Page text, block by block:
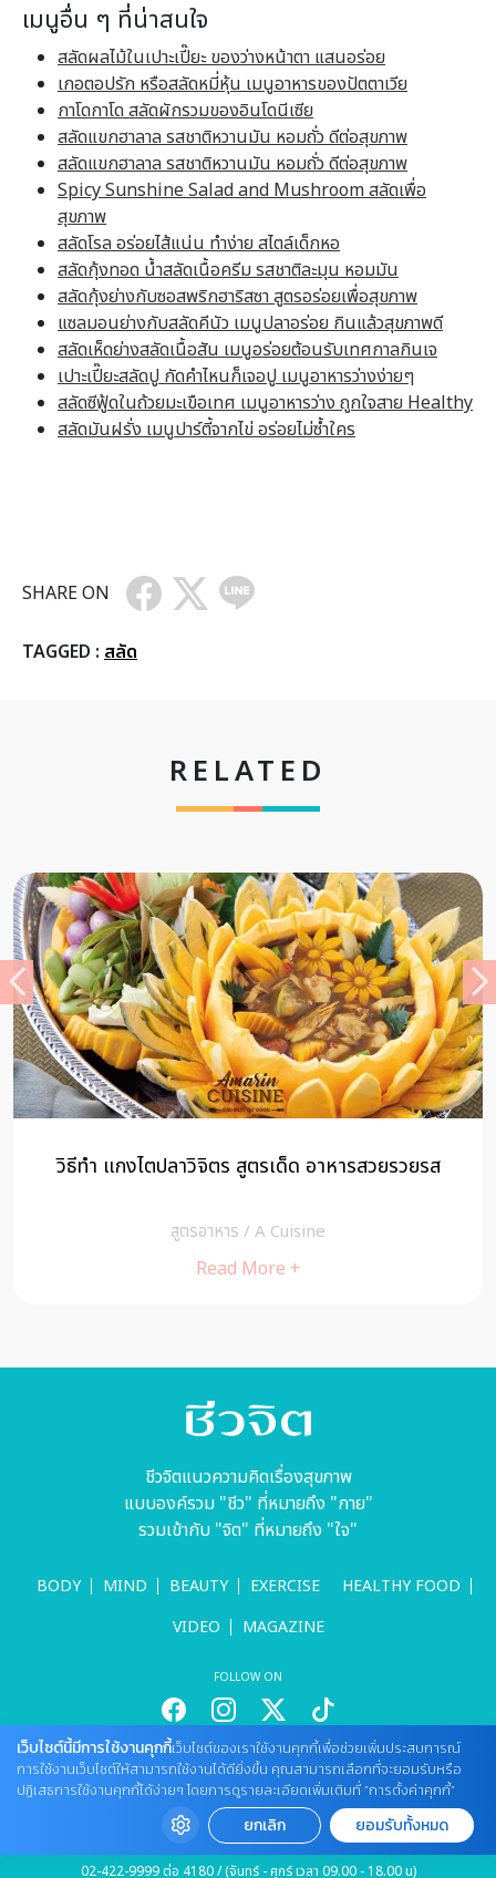
เมนูอื่น ๆ ที่น่าสนใจ
สลัดผลไม้ในเปาะเปี๊ยะ ของว่างหน้าตา แสนอร่อย
เกอตอปรัก หรือสลัดหมี่หุ้น เมนูอาหารของปัตตาเวีย
กาโดกาโด สลัดผักรวมของอินโดนีเซีย
สลัดแขกฮาลาล รสชาติหวานมัน หอมถั่ว ดีต่อสุขภาพ
สลัดแขกฮาลาล รสชาติหวานมัน หอมถั่ว ดีต่อสุขภาพ
Spicy Sunshine Salad and Mushroom สลัดเพื่อ
สุขภาพ
สลัดโรล อร่อยไส้แน่น ทำง่าย สไตล์เด็กหอ
สลัดกุ้งทอด น้ำสลัดเนื้อครีม รสชาติละมุน หอมมัน
สลัดกุ้งย่างกับซอสพริกฮาริสซา สูตรอร่อยเพื่อสุขภาพ
แซลมอนย่างกับสลัดคีนัว เมนูปลาอร่อย กินแล้วสุขภาพดี
สลัดเห็ดย่างสลัดเนื้อสัน เมนูอร่อยต้อนรับเทศกาลกินเจ
เปาะเปี๊ยะสลัดปู กัดคำไหนก็เจอปู เมนูอาหารว่างง่ายๆ
สลัดซีฟู้ดในถ้วยมะเขือเทศ เมนูอาหารว่าง ถูกใจสาย Healthy
สลัดมันฝรั่ง เมนูปาร์ตี้จากไข่ อร่อยไม่ซ้ำใคร
SHARE ON
TAGGED : สลัด
RELATED
วิธีทำ แกงไตปลาวิจิตร สูตรเด็ด อาหารสวยรวยรส
สูตรอาหาร / A Cuisine
Read More +
ชีวจิตแนวความคิดเรื่องสุขภาพ
แบบองค์รวม "ชีว" ที่หมายถึง "กาย"
รวมเข้ากับ "จิต" ที่หมายถึง "ใจ"
BODY MIND BEAUTY EXERCISE
HEALTHY FOOD
VIDEO
MAGAZINE
FOLLOW ON
สนใจลงโฆษณากับเว็บไซต์
Tel : 085 661 4629 / (จันทร์ - ศุกร์ เวลา 09.00 - 18.00 น)
cheewajitmedia@gmail.com
ติดต่อแจ้งปัญหาหรือร้องเรียน
02-422-9999 ต่อ 4180 / (จันทร์ - ศุกร์ เวลา 09.00 - 18.00 น)
เว็บไซต์นี้มีการใช้งานคุกกี้เว็บไซต์ของเราใช้งานคุกกี้เพื่อช่วยเพิ่มประสบการณ์
การใช้งานเว็บไซต์ให้สามารถใช้งานได้ดียิ่งขึ้น คุณสามารถเลือกที่จะยอมรับหรือ
ปฏิเสธการใช้งานคุกกี้ได้ง่ายๆ โดยการดูรายละเอียดเพิ่มเติมที่ “การตั้งค่าคุกกี้”
ยกเลิก ยอมรับทั้งหมด